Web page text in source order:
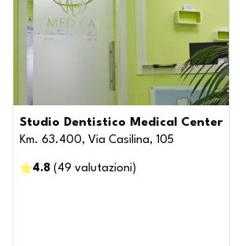
Studio Dentistico Medical Center
Km. 63.400, Via Casilina, 105
4.8 ( 49 valutazioni )